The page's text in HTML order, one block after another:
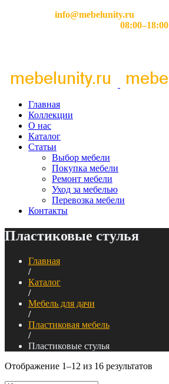
info@mebelunity.ru
08:00–18:00
Главная
Коллекции
О нас
Каталог
Статьи
Выбор мебели
Покупка мебели
Ремонт мебели
Уход за мебелью
Перевозка мебели
Контакты
Пластиковые стулья
Главная
/
Каталог
/
Мебель для дачи
/
Пластиковая мебель
/
Пластиковые стулья
Отображение 1–12 из 16 результатов